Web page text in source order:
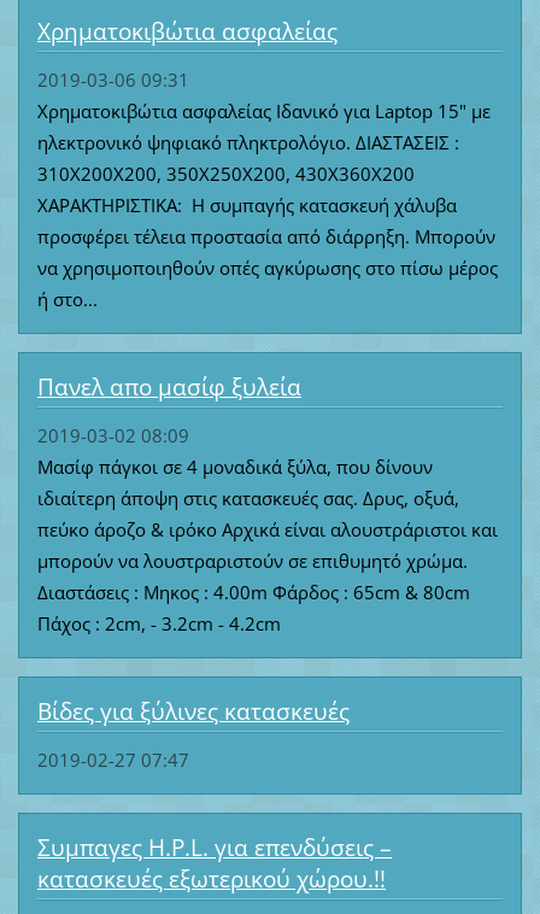
Χρηματοκιβώτια ασφαλείας
2019-03-06 09:31
Χρηματοκιβώτια ασφαλείας Ιδανικό για Laptop 15" με
ηλεκτρονικό ψηφιακό πληκτρολόγιο. ΔΙΑΣΤΑΣΕΙΣ :
310Χ200Χ200, 350Χ250X200, 430Χ360Χ200
ΧΑΡΑΚΤΗΡΙΣΤΙΚΑ: Η συμπαγής κατασκευή χάλυβα
προσφέρει τέλεια προστασία από διάρρηξη. Μπορούν
να χρησιμοποιηθούν οπές αγκύρωσης στο πίσω μέρος
ή στο...
Πανελ απο μασίφ ξυλεία
2019-03-02 08:09
Μασίφ πάγκοι σε 4 μοναδικά ξύλα, που δίνουν
ιδιαίτερη άποψη στις κατασκευές σας. Δρυς, οξυά,
πεύκο άροζο & ιρόκο Αρχικά είναι αλουστράριστοι και
μπορούν να λουστραριστούν σε επιθυμητό χρώμα.
Διαστάσεις : Μηκος : 4.00m Φάρδος : 65cm & 80cm
Πάχος : 2cm, - 3.2cm - 4.2cm
Βίδες για ξύλινες κατασκευές
2019-02-27 07:47
Συμπαγες H.P.L. για επενδύσεις –
κατασκευές εξωτερικού χώρου.!!